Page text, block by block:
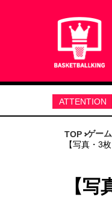
ATTENTION
TOP ゲーム
【写真・3
【